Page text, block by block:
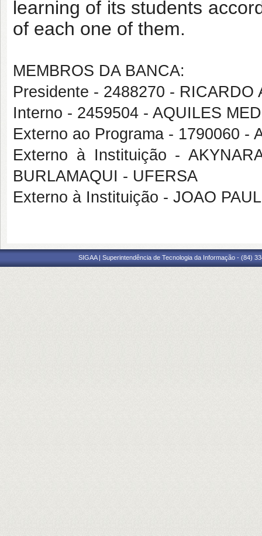
learning of its students
of each one of them.
MEMBROS DA BANCA:
Presidente - 2488270 -
Interno - 2459504 - AQUILES
Externo ao Programa - 1790060 -
Externo à Instituição -
BURLAMAQUI - UFERSA
Externo à Instituição - JOAO
SIGAA | Superintendência de Tecnologia da Informação - (84)